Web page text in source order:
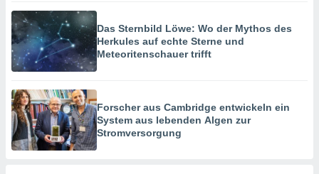
Das Sternbild Löwe: Wo der Mythos des
Herkules auf echte Sterne und
Meteoritenschauer trifft
Forscher aus Cambridge entwickeln ein
System aus lebenden Algen zur
Stromversorgung